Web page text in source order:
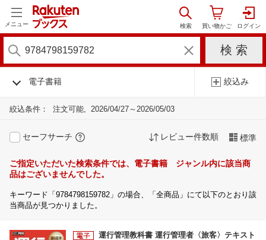
メニュー
電子書籍 絞込み
絞込条件： 注文可能 2026/04/27～2026/05/03
セーフサーチ レビュー件数順 標準
ご指定いただいた検索条件では、電子書籍 ジャンル内に該当商
品はございませんでした。
キーワード「9784798159782」の場合、「全商品」にて以下のとおり該
当商品が見つかりました。
運行管理教科書 運行管理者〈旅客〉テキスト